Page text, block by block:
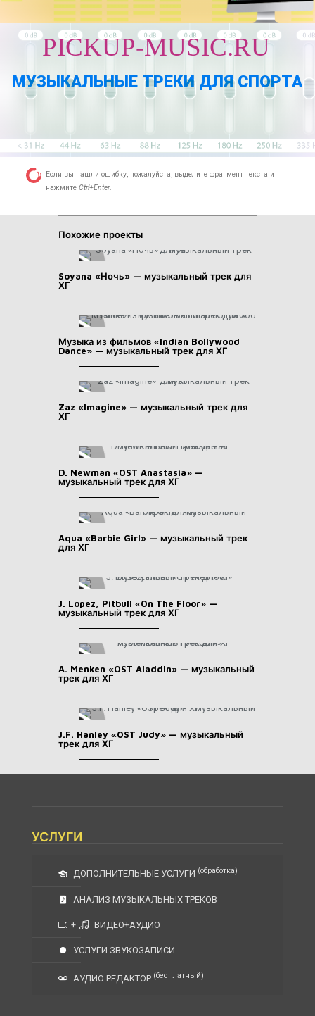
PICKUP-MUSIC.RU
МУЗЫКАЛЬНЫЕ ТРЕКИ ДЛЯ СПОРТА
Если вы нашли ошибку, пожалуйста, выделите фрагмент текста и
нажмите Ctrl+Enter.
Похожие проекты
Soyana «Ночь» — музыкальный трек для
ХГ
Музыка из фильмов «Indian Bollywood
Dance» — музыкальный трек для ХГ
Zaz «Imagine» — музыкальный трек для
ХГ
D. Newman «OST Anastasia» —
музыкальный трек для ХГ
Aqua «Barbie Girl» — музыкальный трек
для ХГ
J. Lopez, Pitbull «On The Floor» —
музыкальный трек для ХГ
A. Menken «OST Aladdin» — музыкальный
трек для ХГ
J.F. Hanley «OST Judy» — музыкальный
трек для ХГ
УСЛУГИ
ДОПОЛНИТЕЛЬНЫЕ УСЛУГИ (обработка)
АНАЛИЗ МУЗЫКАЛЬНЫХ ТРЕКОВ
+ ВИДЕО+АУДИО
УСЛУГИ ЗВУКОЗАПИСИ
АУДИО РЕДАКТОР (бесплатный)